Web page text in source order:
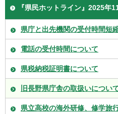
『県民ホットライン』2025年
県庁と出先機関の受付時間短
電話の受付時間について
県税納税証明書について
旧長野県庁舎の取扱いについ
県立高校の海外研修、修学旅